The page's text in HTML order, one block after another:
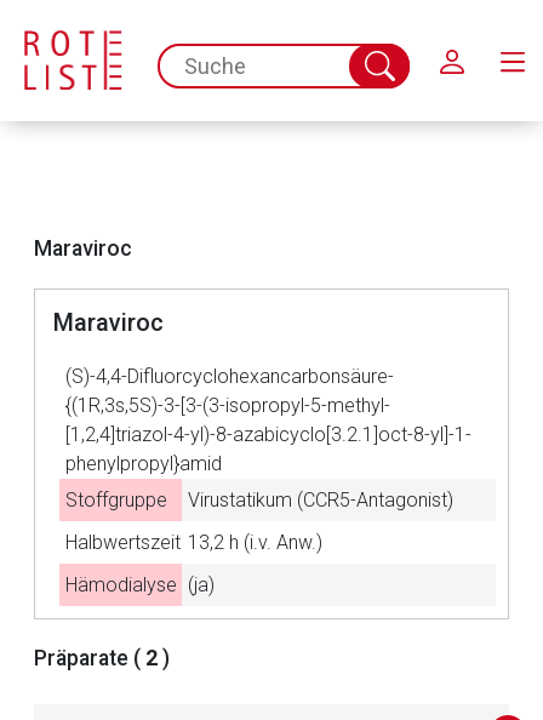
spc.search.input.placeholder
Suche
abschicken
Maraviroc
Maraviroc
(S)-4,4-Difluorcyclohexancarbonsäure-
{(1R,3s,5S)-3-[3-(3-isopropyl-5-methyl-
[1,2,4]triazol-4-yl)-8-azabicyclo[3.2.1]oct-8-yl]-1-
phenylpropyl}amid
Stoffgruppe
Virustatikum (CCR5-Antagonist)
Halbwertszeit 13,2 h (i.v. Anw.)
Hämodialyse (ja)
Präparate ( 2 )
Aufruf einer externen Seite
Der von Ihnen aufgerufene Link öffnet eine externe Web-
Seite. Für die Inhalte der externen Web-Seite ist deren
Betreiber verantwortlich. Ebenso gelten dort ggf. andere
Datenschutzbestimmungen.
Zurück zur rote-liste.de